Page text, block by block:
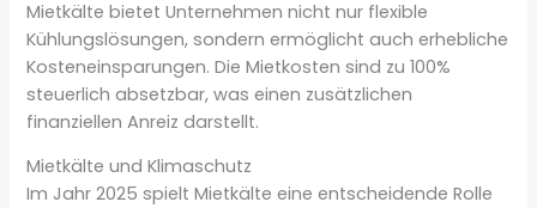
Mietkälte bietet Unternehmen nicht nur flexible
Kühlungslösungen, sondern ermöglicht auch erhebliche
Kosteneinsparungen. Die Mietkosten sind zu 100%
steuerlich absetzbar, was einen zusätzlichen
finanziellen Anreiz darstellt.
Mietkälte und Klimaschutz
Im Jahr 2025 spielt Mietkälte eine entscheidende Rolle